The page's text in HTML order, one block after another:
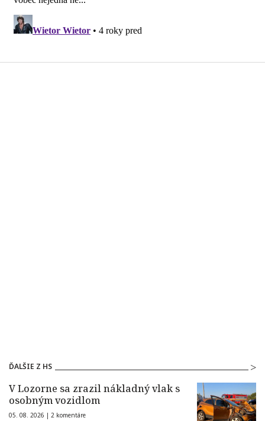
ĎALŠIE Z HS
V Lozorne sa zrazil nákladný vlak s
osobným vozidlom
05. 08. 2026 | 2 komentáre